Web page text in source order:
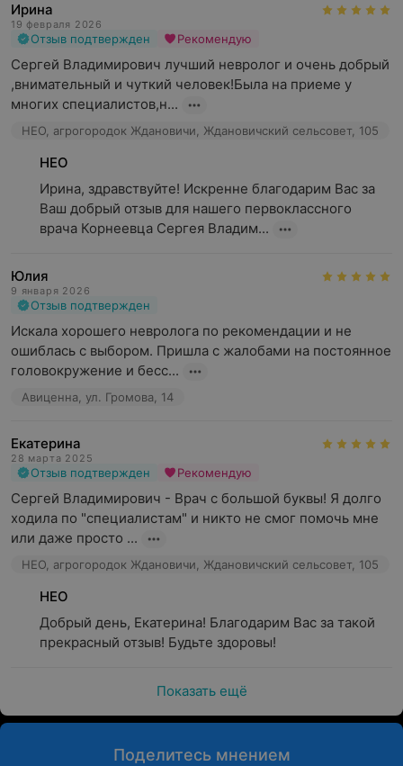
Ирина
19 февраля 2026
Отзыв подтвержден Рекомендую
Сергей Владимирович лучший невролог и очень добрый
,внимательный и чуткий человек!Была на приеме у
многих специалистов,н...
НЕО, агрогородок Ждановичи, Ждановичский сельсовет, 105
НЕО
Ирина, здравствуйте! Искренне благодарим Вас за
Ваш добрый отзыв для нашего первоклассного
врача Корнеевца Сергея Владим...
Юлия
9 января 2026
Отзыв подтвержден
Искала хорошего невролога по рекомендации и не
ошиблась с выбором. Пришла с жалобами на постоянное
головокружение и бесс...
Авиценна, ул. Громова, 14
Екатерина
28 марта 2025
Отзыв подтвержден Рекомендую
Сергей Владимирович - Врач с большой буквы! Я долго
ходила по "специалистам" и никто не смог помочь мне
или даже просто ...
НЕО, агрогородок Ждановичи, Ждановичский сельсовет, 105
НЕО
Добрый день, Екатерина! Благодарим Вас за такой
прекрасный отзыв! Будьте здоровы!
Показать ещё
Поделитесь мнением